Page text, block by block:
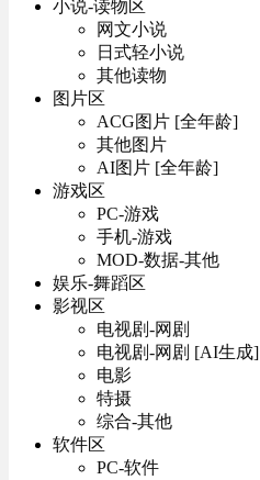
小说-读物区
网文小说
日式轻小说
其他读物
图片区
ACG图片 [全年龄]
其他图片
AI图片 [全年龄]
游戏区
PC-游戏
手机-游戏
MOD-数据-其他
娱乐-舞蹈区
影视区
电视剧-网剧
电视剧-网剧 [AI生成]
电影
特摄
综合-其他
软件区
PC-软件